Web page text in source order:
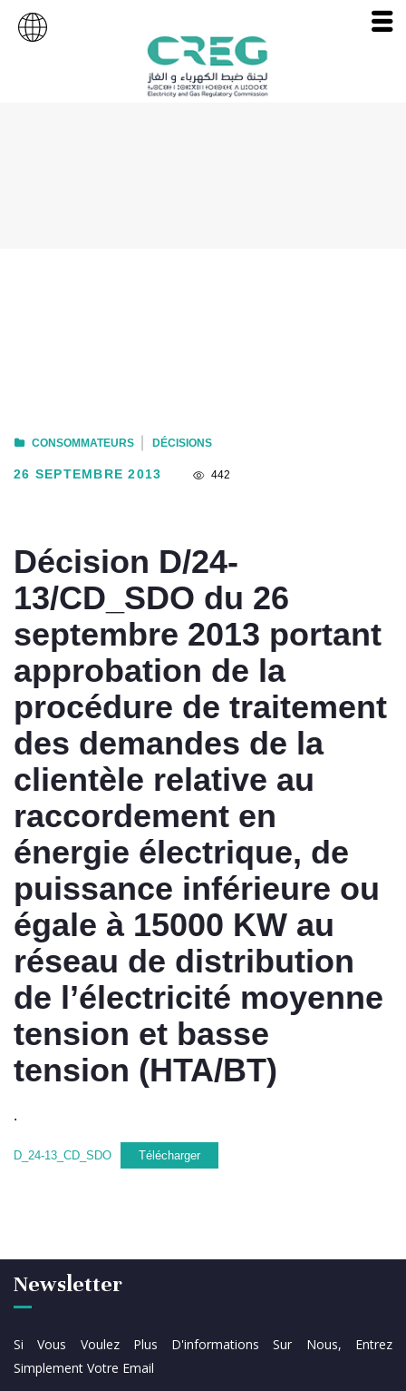
CONSOMMATEURS DÉCISIONS
26 SEPTEMBRE 2013 442
Décision D/24-
13/CD_SDO du 26
septembre 2013 portant
approbation de la
procédure de traitement
des demandes de la
clientèle relative au
raccordement en
énergie électrique, de
puissance inférieure ou
égale à 15000 KW au
réseau de distribution
de l’électricité moyenne
tension et basse
tension (HTA/BT)
.
D_24-13_CD_SDO Télécharger
Newsletter
Si Vous Voulez Plus D'informations Sur Nous, Entrez
Simplement Votre Email